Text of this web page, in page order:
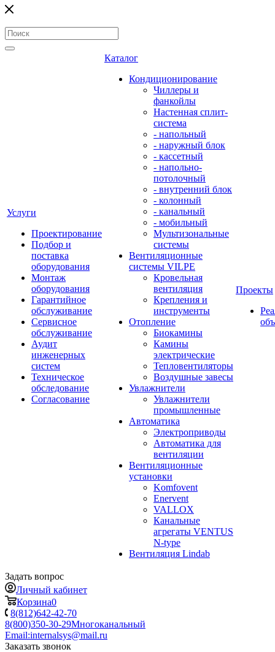
Услуги
Проектирование
Подбор и
поставка
оборудования
Монтаж
оборудования
Гарантийное
обслуживание
Сервисное
обслуживание
Аудит
инженерных
систем
Техническое
обследование
Согласование
Каталог
Кондиционирование
Чиллеры и
фанкойлы
Настенная сплит-
система
- напольный
- наружный блок
- кассетный
- напольно-
потолочный
- внутренний блок
- колонный
- канальный
- мобильный
Мультизональные
системы
Вентиляционные
системы VILPE
Кровельная
вентиляция
Крепления и
инструменты
Отопление
Биокамины
Камины
электрические
Тепловентиляторы
Воздушные завесы
Увлажнители
Увлажнители
промышленные
Автоматика
Электроприводы
Автоматика для
вентиляции
Вентиляционные
установки
Komfovent
Enervent
VALLOX
Канальные
агрегаты VENTUS
N-type
Вентиляция Lindab
Проекты
Задать вопрос
Личный кабинет
Корзина0
8(812)642-42-70
8(800)350-30-29Многоканальный
Email:internalsys@mail.ru
Заказать звонок